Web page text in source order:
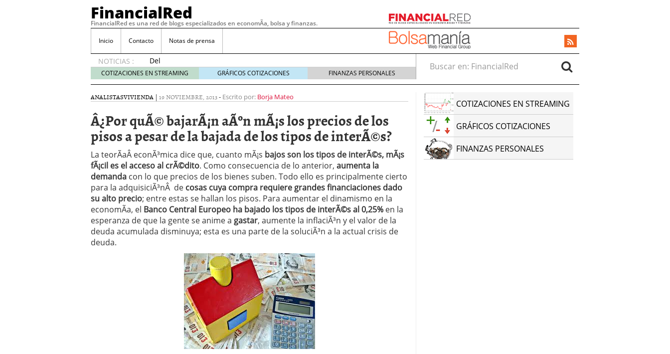
FinancialRed
FinancialRed es una red de blogs especializados en economÃ­a, bolsa y finanzas.
Inicio Contacto Notas de prensa
NOTICIAS :
Del
depósito
a la
cómo
cambiando
gestión
del
ahorro
en
España
05/08/2026
Seguros de convenio en pymes: la obligación que muchas empresas
descubren cuando ya es demasiado tarde 20/07/2026
ReseÃ±a de SIFX: Lo Que Deben Saber los Traders Mexicanos Antes de
Operar 29/06/2026
CÃ³mo afrontar una baja mÃ©dica cuando trabajas por cuenta propia
COTIZACIONES EN STREAMING GRÁFICOS COTIZACIONES FINANZAS PERSONALES
Buscar en:
ANALISTASVIVIENDA | 19 NOVIEMBRE, 2013- Escrito por: Borja Mateo
Â¿Por quÃ© bajarÃ¡n aÃºn mÃ¡s los precios de los
pisos a pesar de la bajada de los tipos de interÃ©s?
La teorÃ­aÂ econÃ³mica dice que, cuanto mÃ¡s bajos son los tipos de interÃ©s, mÃ¡s
fÃ¡cil es el acceso al crÃ©dito. Como consecuencia de lo anterior, aumenta la
demanda con lo que precios de los bienes suben. Todo ello es principalmente cierto
para la adquisiciÃ³nÂ de cosas cuya compra requiere grandes financiaciones dado
su alto precio; entre estas se hallan los pisos. Para aumentar el dinamismo en la
economÃ­a, el Banco Central Europeo ha bajado los tipos de interÃ©s al 0,25% en la
esperanza de que la gente se anime a gastar, aumente la inflaciÃ³n y el valor de la
deuda acumulada disminuya; esta es una parte de la soluciÃ³n a la actual crisis de
deuda.
COTIZACIONES EN STREAMING
GRÁFICOS COTIZACIONES
FINANZAS PERSONALES